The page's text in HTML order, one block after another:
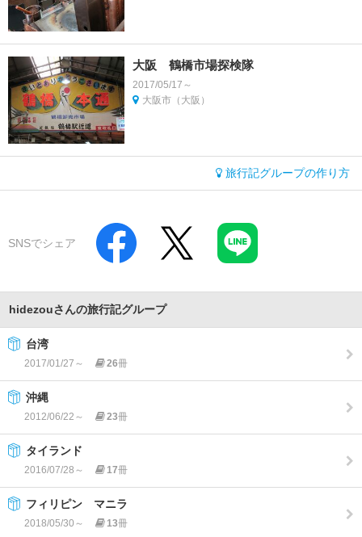
大阪 鶴橋市場探検隊
2017/05/17～
大阪市（大阪）
旅行記グループの作り方
SNSでシェア
hidezouさんの旅行記グループ
台湾
2017/01/27～ 26冊
沖縄
2012/06/22～ 23冊
タイランド
2016/07/28～ 17冊
フィリピン マニラ
2018/05/30～ 13冊